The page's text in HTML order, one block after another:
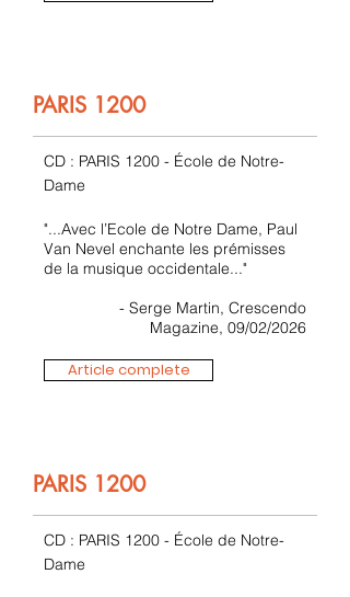
PARIS 1200
CD : PARIS 1200 - École de Notre-
Dame
"...Avec l’Ecole de Notre Dame, Paul
Van Nevel enchante les prémisses
de la musique occidentale..."
- Serge Martin, Crescendo
Magazine, 09/02/2026
Article complete
PARIS 1200
CD : PARIS 1200 - École de Notre-
Dame